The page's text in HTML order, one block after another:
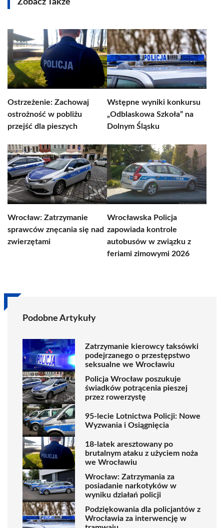
Zobacz Także
Ostrzeżenie: Zachowaj
ostrożność w pobliżu
przejść dla pieszych
Wstępne wyniki konkursu
„Odblaskowa Szkoła” na
Dolnym Śląsku
Wrocław: Zatrzymanie
sprawców znęcania się nad
zwierzętami
Wrocławska Policja
zapowiada kontrole
autobusów w związku z
feriami zimowymi 2026
Podobne Artykuły
Zatrzymanie kierowcy taksówki
podejrzanego o przestępstwo
seksualne we Wrocławiu
Policja Wrocław poszukuje
świadków potrącenia pieszej
przez rowerzystę
95-lecie Lotnictwa Policji: Nowe
Wyzwania i Osiągnięcia
18-latek aresztowany po
brutalnym ataku z użyciem noża
we Wrocławiu
Wrocław: Zatrzymania za
posiadanie narkotyków w
wyniku działań policji
Podziękowania dla policjantów z
Wrocławia za interwencję w